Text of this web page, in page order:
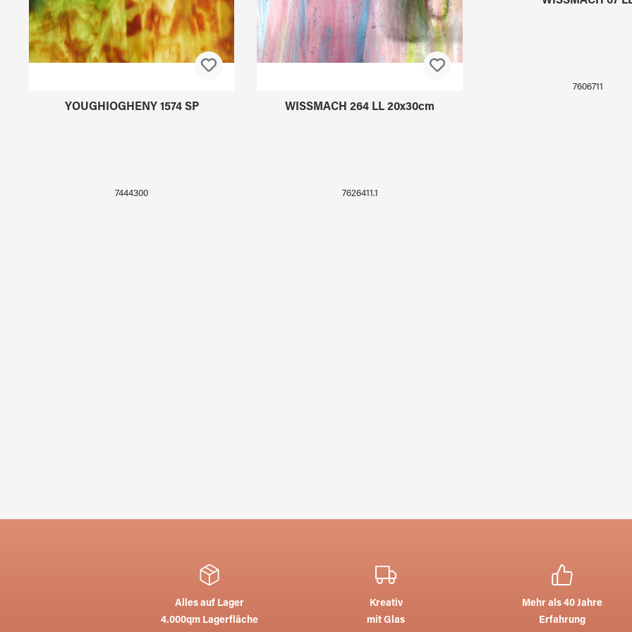
YOUGHIOGHENY 1574 SP
7444300
WISSMACH 264 LL 20x30cm
7626411.1
Alles auf Lager
4.000qm Lagerfläche
Kreativ
mit Glas
Mehr als 40 Jahre
Erfahrung